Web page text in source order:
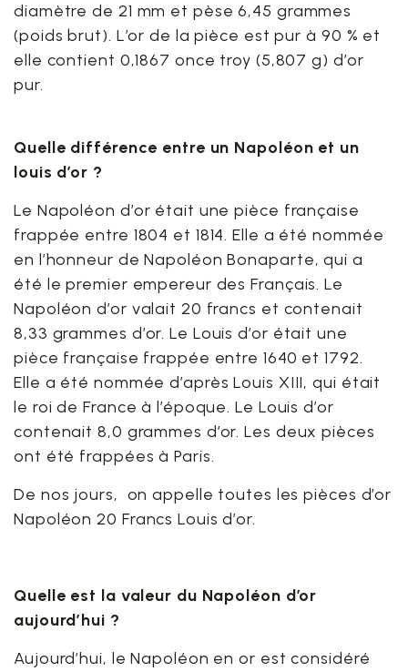
diamètre de 21 mm et pèse 6,45 grammes
(poids brut). L’or de la pièce est pur à 90 % et
elle contient 0,1867 once troy (5,807 g) d’or
pur.
Quelle différence entre un Napoléon et un
louis d’or ?
Le Napoléon d’or était une pièce française
frappée entre 1804 et 1814. Elle a été nommée
en l’honneur de Napoléon Bonaparte, qui a
été le premier empereur des Français. Le
Napoléon d’or valait 20 francs et contenait
8,33 grammes d’or. Le Louis d’or était une
pièce française frappée entre 1640 et 1792.
Elle a été nommée d’après Louis XIII, qui était
le roi de France à l’époque. Le Louis d’or
contenait 8,0 grammes d’or. Les deux pièces
ont été frappées à Paris.
De nos jours, on appelle toutes les pièces d’or
Napoléon 20 Francs Louis d’or.
Quelle est la valeur du Napoléon d’or
aujourd’hui ?
Aujourd’hui, le Napoléon en or est considéré